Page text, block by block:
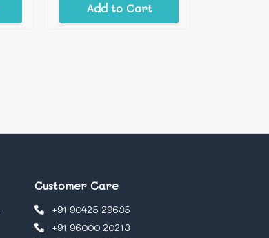
Add to Cart
Customer Care
+91 90425 29635
+91 96000 20213